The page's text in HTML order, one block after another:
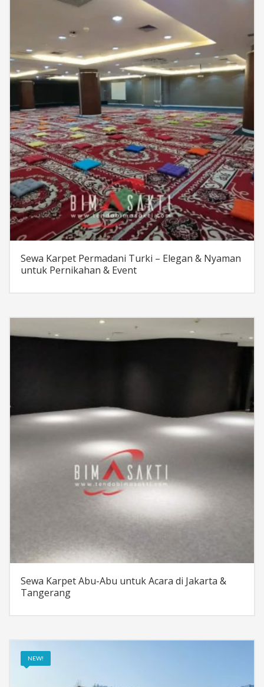
Sewa Karpet Permadani Turki – Elegan & Nyaman
untuk Pernikahan & Event
Sewa Karpet Abu-Abu untuk Acara di Jakarta &
Tangerang
NEW!